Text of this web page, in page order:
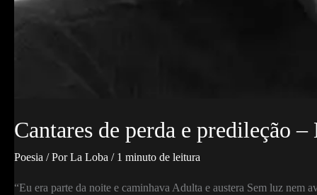
Cantares de perda e predileção
Poesia / PorLa Loba / 1 minuto de leitura
“Eu era parte da noite e caminhava Adulta e austera Sem luz nem